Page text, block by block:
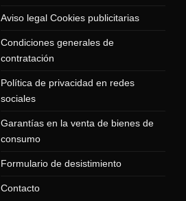
página
producto
Aviso legal Cookies publicitarias
Condiciones generales de
contratación
Política de privacidad en redes
sociales
Garantías en la venta de bienes de
consumo
Formulario de desistimiento
Contacto